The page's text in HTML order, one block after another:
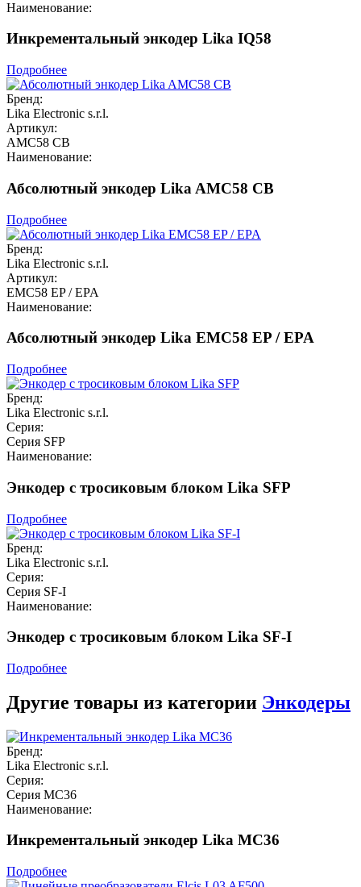
Наименование:
Инкрементальный энкодер Lika IQ58
Подробнее
Бренд:
Lika Electronic s.r.l.
Артикул:
AMC58 CB
Наименование:
Абсолютный энкодер Lika AMC58 CB
Подробнее
Бренд:
Lika Electronic s.r.l.
Артикул:
EMC58 EP / EPA
Наименование:
Абсолютный энкодер Lika EMC58 EP / EPA
Подробнее
Бренд:
Lika Electronic s.r.l.
Серия:
Серия SFP
Наименование:
Энкодер с тросиковым блоком Lika SFP
Подробнее
Бренд:
Lika Electronic s.r.l.
Серия:
Серия SF-I
Наименование:
Энкодер с тросиковым блоком Lika SF-I
Подробнее
Другие товары из категории Энкодеры
Бренд:
Lika Electronic s.r.l.
Серия:
Серия MC36
Наименование:
Инкрементальный энкодер Lika MC36
Подробнее